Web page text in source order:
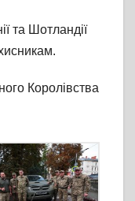
та Шотландії
Королівства